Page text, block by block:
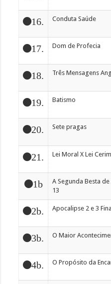
16. Conduta Saúde
17. Dom de Profecia
18. Três Mensagens
19. Batismo
20. Sete pragas
21. Lei Moral X Lei
1b
A Segunda Besta
13
2b. Apocalipse 2 e 3 Final
3b. O Maior
4b. O Propósito da